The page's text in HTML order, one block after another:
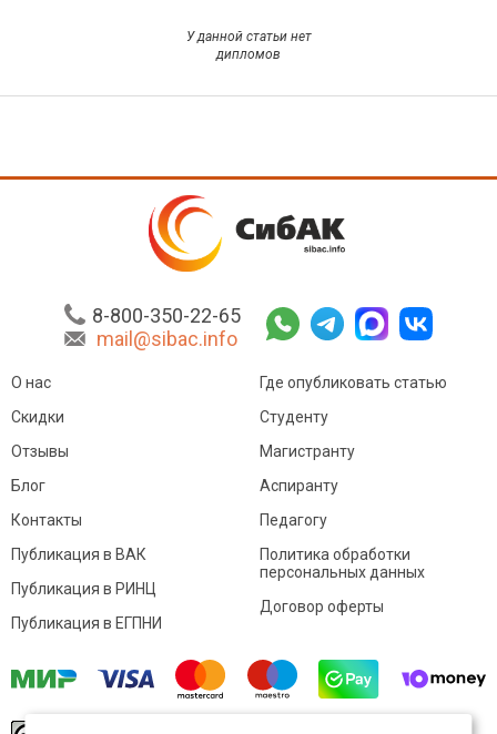
У данной статьи нет
дипломов
8-800-350-22-65
mail@sibac.info
О нас
Скидки
Отзывы
Блог
Контакты
Где опубликовать статью
Студенту
Магистранту
Аспиранту
Педагогу
Публикация в ВАК
Публикация в РИНЦ
Публикация в ЕГПНИ
Политика обработки
персональных данных
Договор оферты